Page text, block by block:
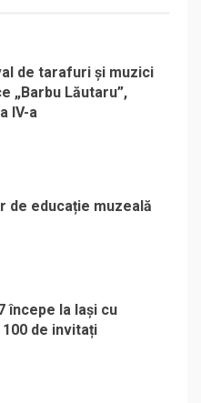
de tarafuri și muzici
„Barbu Lăutaru”,
IV-a
de educație muzeală
începe la Iași cu
de invitați